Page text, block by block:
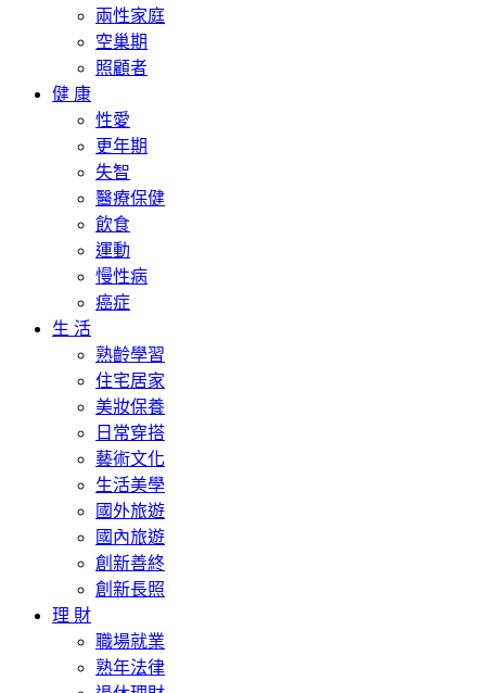
兩性家庭
空巢期
照顧者
健 康
性愛
更年期
失智
醫療保健
飲食
運動
慢性病
癌症
生 活
熟齡學習
住宅居家
美妝保養
日常穿搭
藝術文化
生活美學
國外旅遊
國內旅遊
創新善終
創新長照
理 財
職場就業
熟年法律